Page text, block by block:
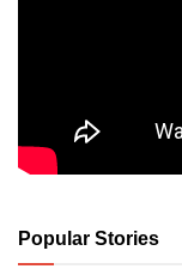
Popular Stories